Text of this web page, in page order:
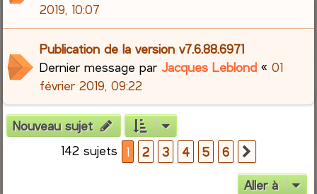
2019, 10:07
Publication de la version v7.6.88.6971
Dernier message parJacques Leblond «01
février 2019, 09:22
Nouveau sujet
142 sujets
1 2 3 4 5 6
Aller à